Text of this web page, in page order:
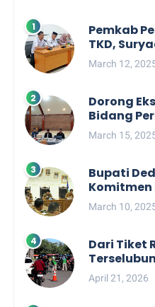
Pemkab
TKD,
Dengan
March 12,
Dorong
Bidang
Barat
March 15,
Bupati
Berpihak
dalam
March 10,
Dari Tiket
Labuhan
April 21, 2026